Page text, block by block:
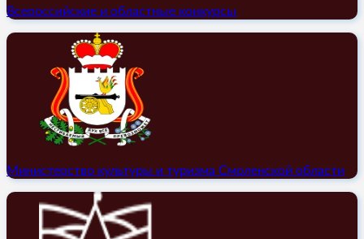
Всероссийские и областные конкурсы
Министерство культуры и туризма Смоленской области